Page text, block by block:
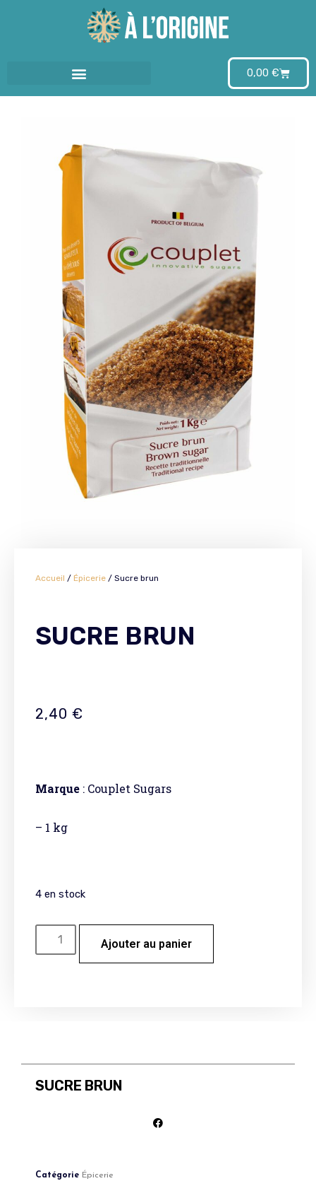
0,00 €
Accueil / Épicerie / Sucre brun
SUCRE BRUN
2,40 €
Marque : Couplet Sugars
– 1 kg
4 en stock
Ajouter au panier
SUCRE BRUN
Catégorie Épicerie